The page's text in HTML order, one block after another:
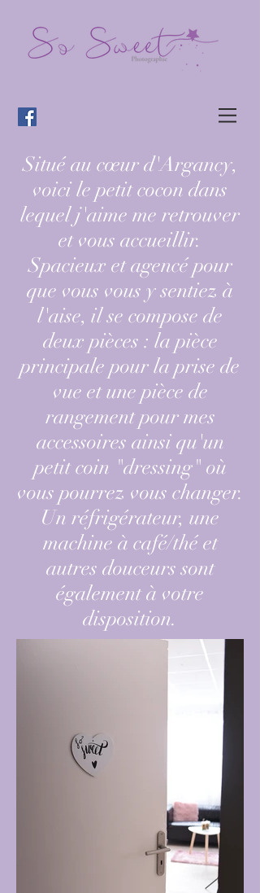
Situé au cœur d'Argancy,
voici le petit cocon dans
lequel j'aime me retrouver
et vous accueillir.
Spacieux et agencé pour
que vous vous y sentiez à
l'aise, il se compose de
deux pièces : la pièce
principale pour la prise de
vue et une pièce de
rangement pour mes
accessoires ainsi qu'un
petit coin "dressing" où
vous pourrez vous changer.
Un réfrigérateur, une
machine à café/thé et
autres douceurs sont
également à votre
disposition.